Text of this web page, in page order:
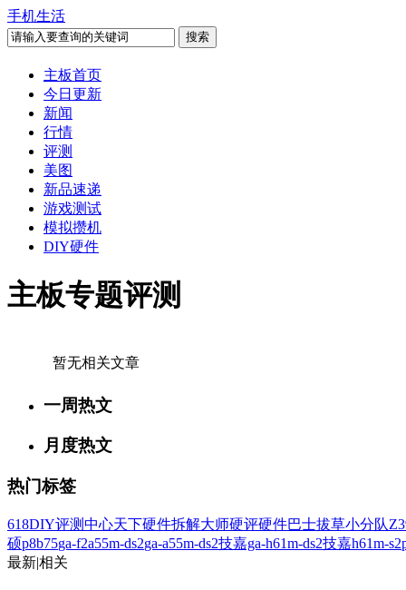
手机生活
主板首页
今日更新
新闻
行情
评测
美图
新品速递
游戏测试
模拟攒机
DIY硬件
主板专题评测
暂无相关文章
一周热文
月度热文
热门标签
618DIY评测中心天下硬件拆解大师硬评硬件巴士拔草小分队
硕p8b75ga-f2a55m-ds2ga-a55m-ds2技嘉ga-h61m-ds2技嘉h61m-
最新|相关